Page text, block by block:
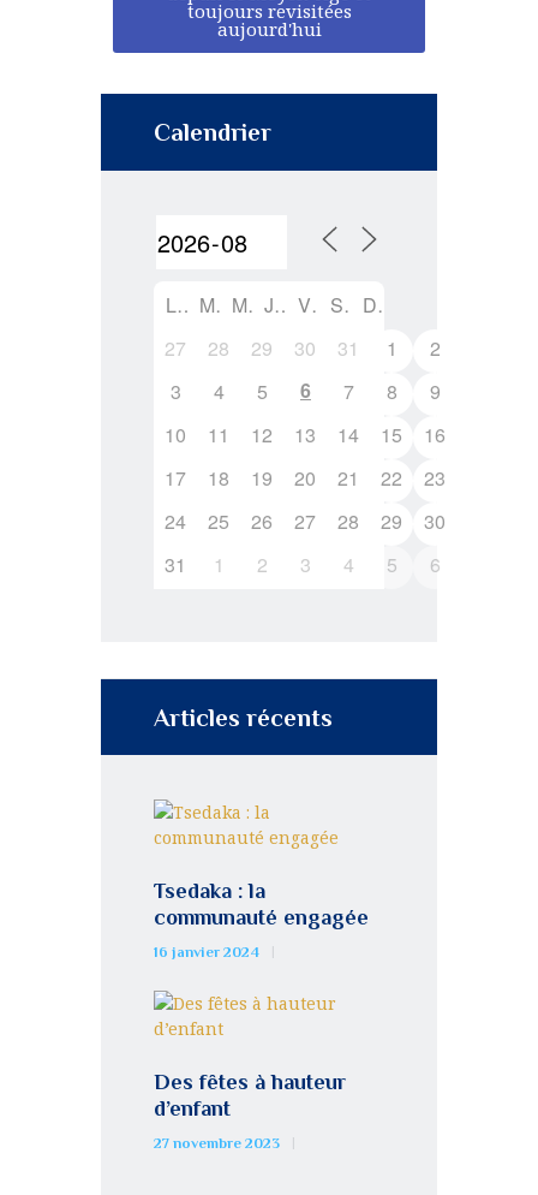
toujours revisitées
aujourd'hui
Calendrier
L M M J V S
D
27
28 29 30 31 1
2
3
4 5 6 7 8
9
10
11 12 13 14 15
16
17
18 19 20 21 22
23
24
25 26 27 28 29
30
31
1 2 3 4 5 6
Articles récents
Tsedaka : la
communauté engagée
16 janvier 2024
Des fêtes à hauteur
d’enfant
27 novembre 2023